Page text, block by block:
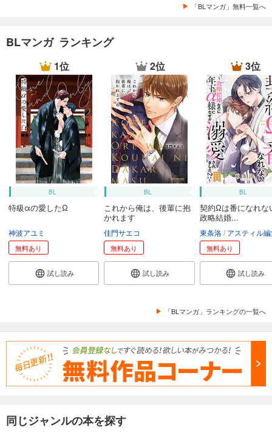
「BLマンガ」無料一覧へ
BLマンガ ランキング
1位
BL
特級αの愛したΩ
神波アユミ
無料あり
試し読み
2位
BL
これから俺は、後輩に抱
かれます
佳門サエコ
無料あり
試し読み
3位
BL
契約Ωは番になれな
政略結婚...
東条洛 アスティル
無料あり
試し読み
「BLマンガ」ランキングの一覧へ
同じジャンルの本を探す